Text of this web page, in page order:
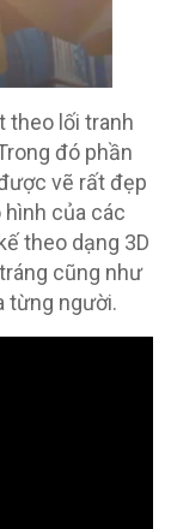
theo lối tranh
đó phần
vẽ rất đẹp
của các
theo dạng 3D
cũng như
từng người.